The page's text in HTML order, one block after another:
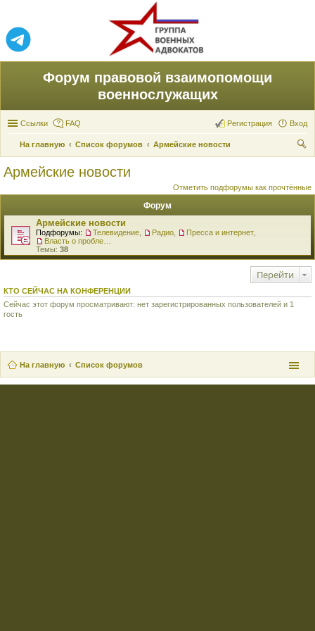
Форум правовой взаимопомощи
военнослужащих
Ссылки FAQ Вход
Регистрация
На главную Список форумов
Армейские новости
Армейские новости
Отметить подфорумы как прочтённые
Форум
Армейские новости
Подфорумы: Телевидение Радио Пресса и интернет
Темы: 38
Перейти
КТО СЕЙЧАС НА КОНФЕРЕНЦИИ
Сейчас этот форум просматривают: нет зарегистрированных пользователей и 1
гость
На главную Список форумов